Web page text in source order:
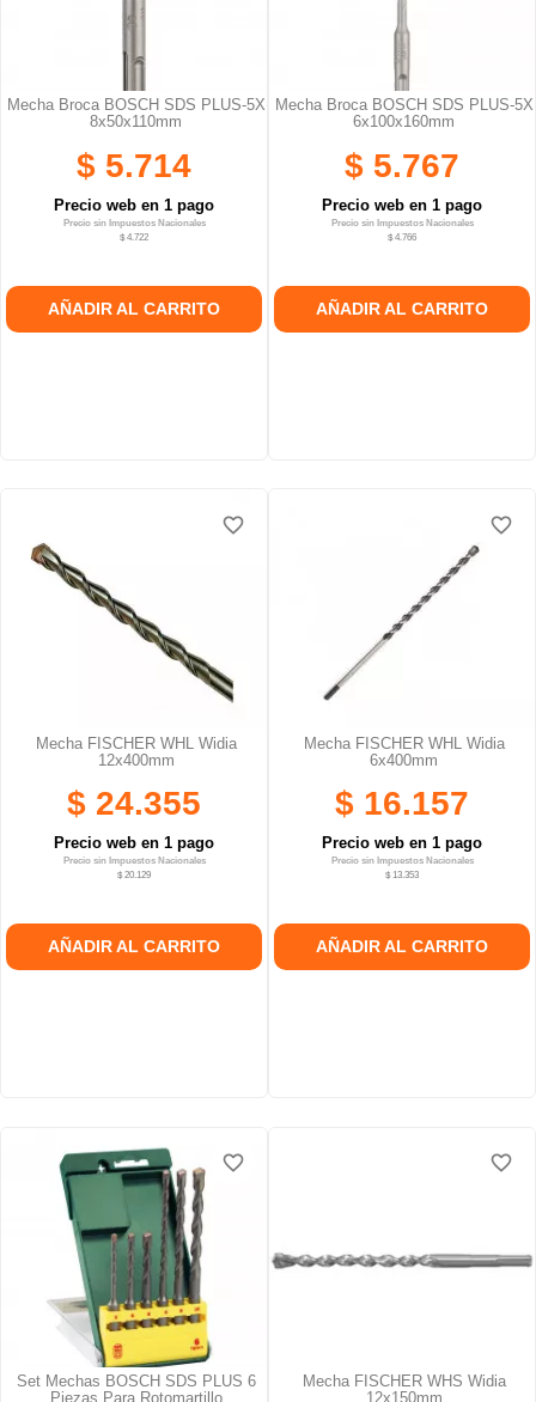
Mecha Broca BOSCH SDS PLUS-5X
8x50x110mm
$ 5.714
Precio web en 1 pago
Precio sin Impuestos Nacionales
$ 4.722
AÑADIR AL CARRITO
Mecha Broca BOSCH SDS PLUS-5X
6x100x160mm
$ 5.767
Precio web en 1 pago
Precio sin Impuestos Nacionales
$ 4.766
AÑADIR AL CARRITO
Mecha FISCHER WHL Widia
12x400mm
$ 24.355
Precio web en 1 pago
Precio sin Impuestos Nacionales
$ 20.129
AÑADIR AL CARRITO
favorite_border
favorite_border
Mecha FISCHER WHL Widia
6x400mm
$ 16.157
Precio web en 1 pago
Precio sin Impuestos Nacionales
$ 13.353
AÑADIR AL CARRITO
favorite_border
favorite_border
Set Mechas BOSCH SDS PLUS 6
Piezas Para Rotomartillo
favorite_border
favorite_border
Mecha FISCHER WHS Widia
12x150mm
favorite_border
favorite_border